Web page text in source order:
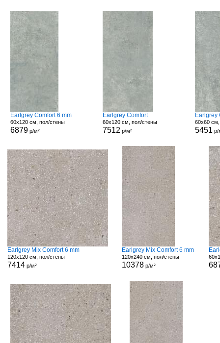
Earlgrey Comfort 6 mm
60x120 см, пол/стены
6879р/м²
Earlgrey Comfort
60x120 см, пол/стены
7512 р/м²
Earlgrey
60x60
5451 р/
Earlgrey Mix Comfort 6 mm
120x120 см, пол/стены
7414 р/м²
Earlgrey Mix Comfort 6 mm
120x240 см, пол/стены
10378р/м²